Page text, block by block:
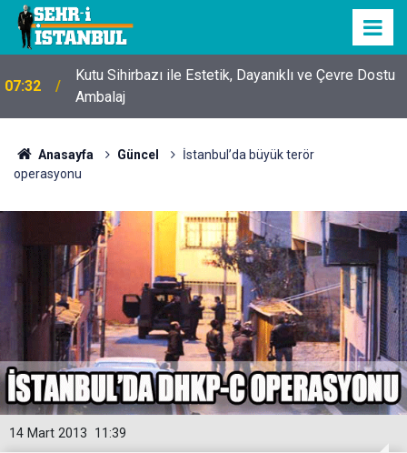
07:32
Kutu Sihirbazı ile Estetik, Dayanıklı ve Çevre Dostu
Ambalaj
Anasayfa Güncel
İstanbul’da büyük terör
operasyonu
11:39
14 Mart 2013